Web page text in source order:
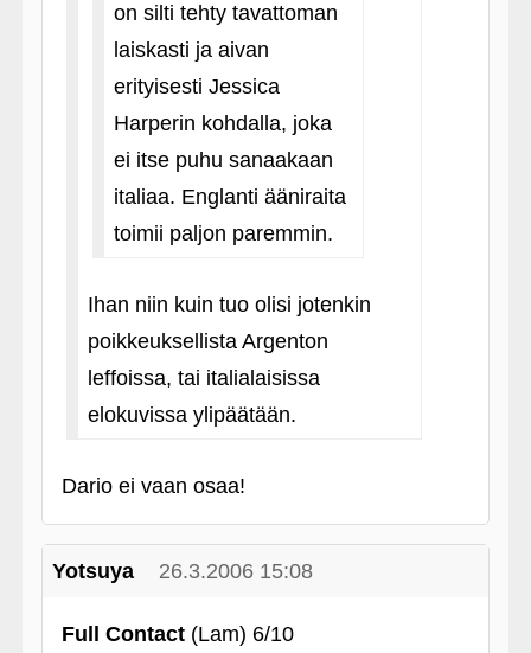
on silti tehty tavattoman
laiskasti ja aivan
erityisesti Jessica
Harperin kohdalla, joka
ei itse puhu sanaakaan
italiaa. Englanti ääniraita
toimii paljon paremmin.
Ihan niin kuin tuo olisi jotenkin
poikkeuksellista Argenton
leffoissa, tai italialaisissa
elokuvissa ylipäätään.
Dario ei vaan osaa!
Yotsuya 26.3.2006 15:08
Full Contact (Lam) 6/10